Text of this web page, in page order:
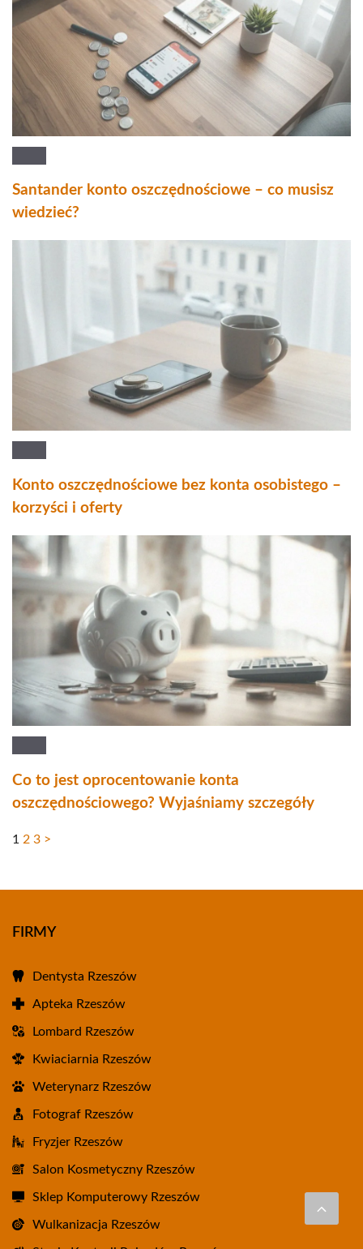
Santander konto oszczędnościowe – co musisz
wiedzieć?
Konto oszczędnościowe bez konta osobistego –
korzyści i oferty
Co to jest oprocentowanie konta
oszczędnościowego? Wyjaśniamy szczegóły
1 2 3 >
FIRMY
Dentysta Rzeszów
Apteka Rzeszów
Lombard Rzeszów
Kwiaciarnia Rzeszów
Weterynarz Rzeszów
Fotograf Rzeszów
Fryzjer Rzeszów
Salon Kosmetyczny Rzeszów
Sklep Komputerowy Rzeszów
Wulkanizacja Rzeszów